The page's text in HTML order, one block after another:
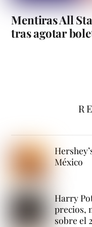
Mentiras All
tras agotar
México
Harry
precios,
sobre el